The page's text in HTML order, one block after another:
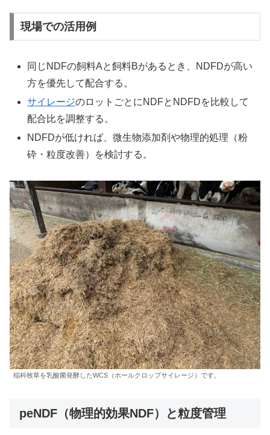
現場での活用例
同じNDFの飼料Aと飼料Bがあるとき、NDFDが高い
方を優先して配合する。
サイレージのロットごとにNDFとNDFDを比較して
配合比を調整する。
NDFDが低ければ、微生物添加剤や物理的処理（粉
砕・粒度改善）を検討する。
稲科牧草を乳酸菌発酵したWCS（ホールクロップサイレージ）です。
peNDF（物理的効果NDF）と粒度管理